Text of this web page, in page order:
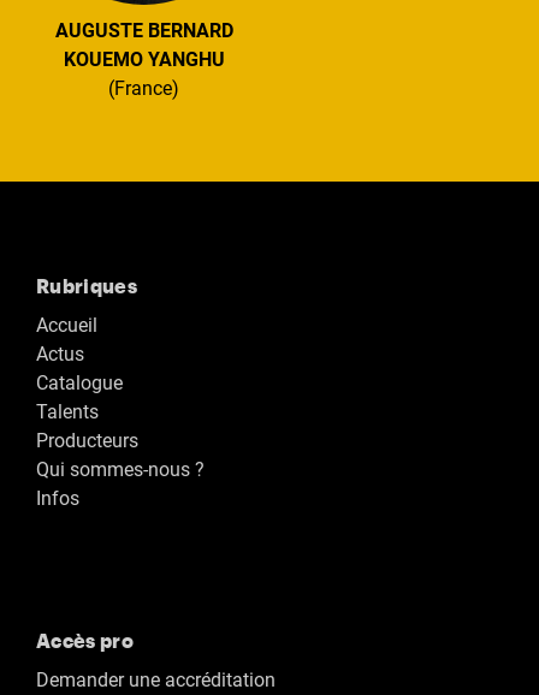
AUGUSTE BERNARD
KOUEMO YANGHU
(France)
Rubriques
Accueil
Actus
Catalogue
Talents
Producteurs
Qui sommes-nous ?
Infos
Accès pro
Demander une accréditation